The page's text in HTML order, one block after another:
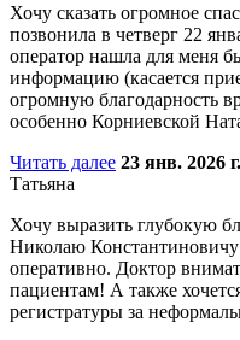
Хочу сказать огромное
позвонила в четверг 22
оператор нашла для меня
информацию (касается
огромную благодарность
особенно Корниевской
Читать далее 23 янв. 2026 г.
Татьяна
Хочу выразить глубокую
Николаю
оперативно. Доктор
пациентам! А также
регистратуры за